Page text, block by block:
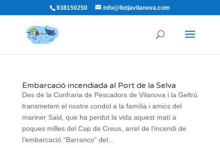
938150250 info@llotjavilanova.com
Embarcació incendiada al Port de la Selva
Des de la Confraria de Pescadors de Vilanova i la Geltrú
transmetem el nostre condol a la família i amics del
mariner Said, que ha perdut la vida aquest matí a
poques milles del Cap de Creus, arrel de l’incendi de
l’embarcació “Barranco” del...